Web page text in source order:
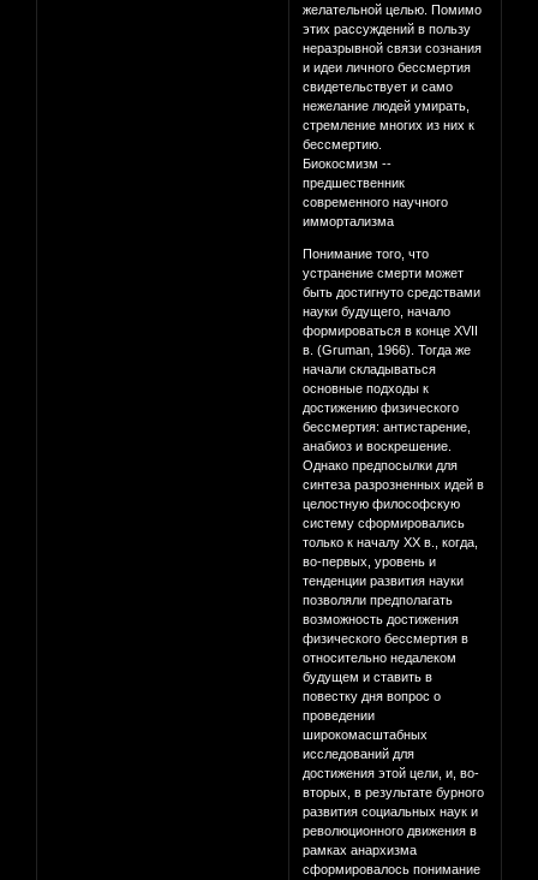
желательной целью. Помимо
этих рассуждений в пользу
неразрывной связи сознания
и идеи личного бессмертия
свидетельствует и само
нежелание людей умирать,
стремление многих из них к
бессмертию.
Биокосмизм --
предшественник
современного научного
иммортализма
Понимание того, что
устранение смерти может
быть достигнуто средствами
науки будущего, начало
формироваться в конце XVII
в. (Gruman, 1966). Тогда же
начали складываться
основные подходы к
достижению физического
бессмертия: антистарение,
анабиоз и воскрешение.
Однако предпосылки для
синтеза разрозненных идей в
целостную философскую
систему сформировались
только к началу XX в., когда,
во-первых, уровень и
тенденции развития науки
позволяли предполагать
возможность достижения
физического бессмертия в
относительно недалеком
будущем и ставить в
повестку дня вопрос о
проведении
широкомасштабных
исследований для
достижения этой цели, и, во-
вторых, в результате бурного
развития социальных наук и
революционного движения в
рамках анархизма
сформировалось понимание